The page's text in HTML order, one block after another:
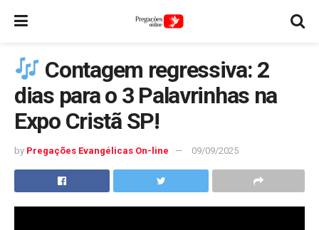
Contagem regressiva: 2
dias para o 3 Palavrinhas na
Expo Cristã SP!
by Pregações Evangélicas On-line 09/09/2025